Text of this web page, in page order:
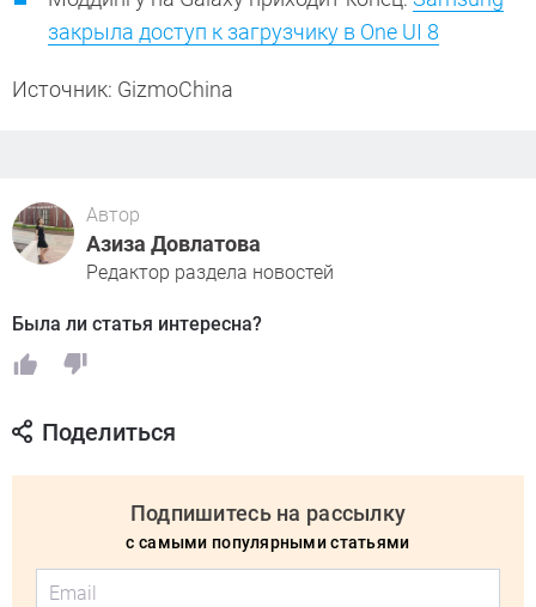
закрыла доступ к загрузчику в One UI 8
Источник: GizmoChina
Автор
Азиза Довлатова
Редактор раздела новостей
Была ли статья интересна?
Поделиться
Подпишитесь на рассылку
с самыми популярными статьями